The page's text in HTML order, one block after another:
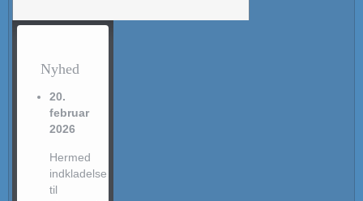
Nyhed
20.
februar
2026
Hermed
indkladelse
til